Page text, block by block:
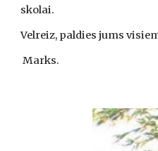
skolai.
Velreiz, paldies jums
Marks.